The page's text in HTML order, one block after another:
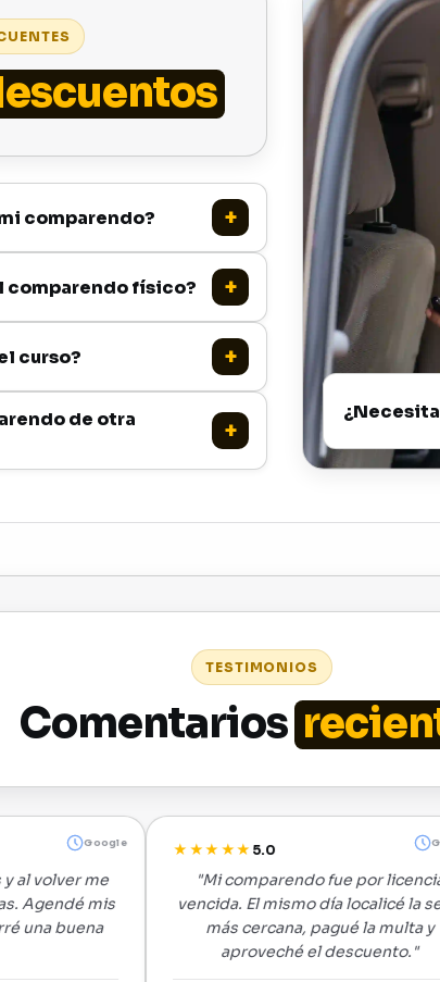
comparendo?
comparendo físico?
curso?
de otra
TESTIMONIOS
Comentarios
me
mis
★★★★★5.0
"Mi comparendo fue por licencia
vencida. El mismo día localicé la sede
más cercana, pagué la multa y
aproveché el descuento."